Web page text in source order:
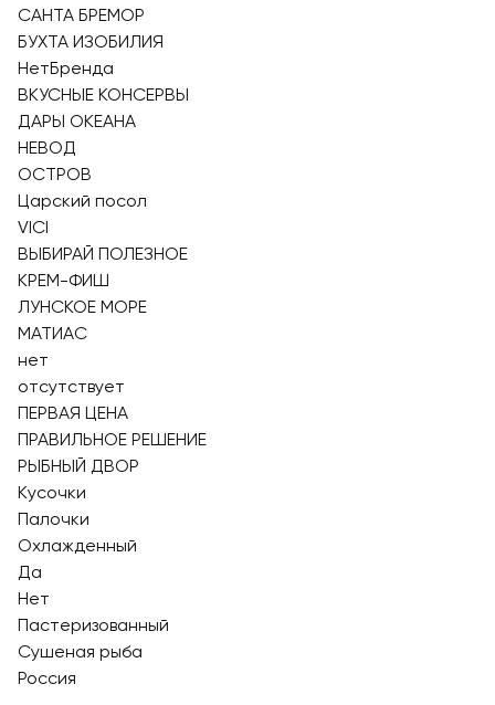
САНТА БРЕМОР
БУХТА ИЗОБИЛИЯ
НетБренда
ВКУСНЫЕ КОНСЕРВЫ
ДАРЫ ОКЕАНА
НЕВОД
ОСТРОВ
Царский посол
VICI
ВЫБИРАЙ ПОЛЕЗНОЕ
КРЕМ-ФИШ
ЛУНСКОЕ МОРЕ
МАТИАС
нет
отсутствует
ПЕРВАЯ ЦЕНА
ПРАВИЛЬНОЕ РЕШЕНИЕ
РЫБНЫЙ ДВОР
Кусочки
Палочки
Охлажденный
Да
Нет
Пастеризованный
Сушеная рыба
Россия